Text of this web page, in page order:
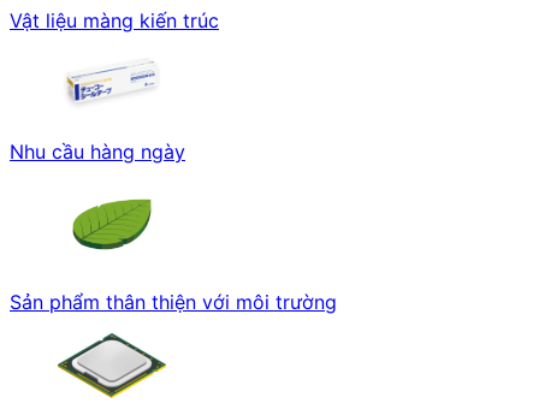
Vật liệu màng kiến trúc
Nhu cầu hàng ngày
Sản phẩm thân thiện với môi trường